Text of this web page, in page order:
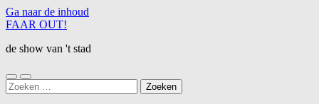
Ga naar de inhoud
FAAR OUT!
de show van 't stad
Schakel
naar
Schakel
naar
Zoeken
naar: